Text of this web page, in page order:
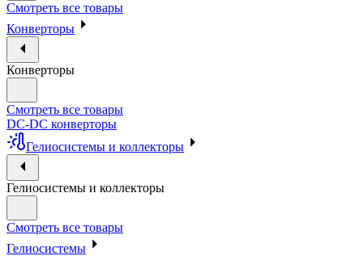
Смотреть все товары
Конверторы
Конверторы
Смотреть все товары
DC-DC конверторы
Гелиосистемы и коллекторы
Гелиосистемы и коллекторы
Смотреть все товары
Гелиосистемы